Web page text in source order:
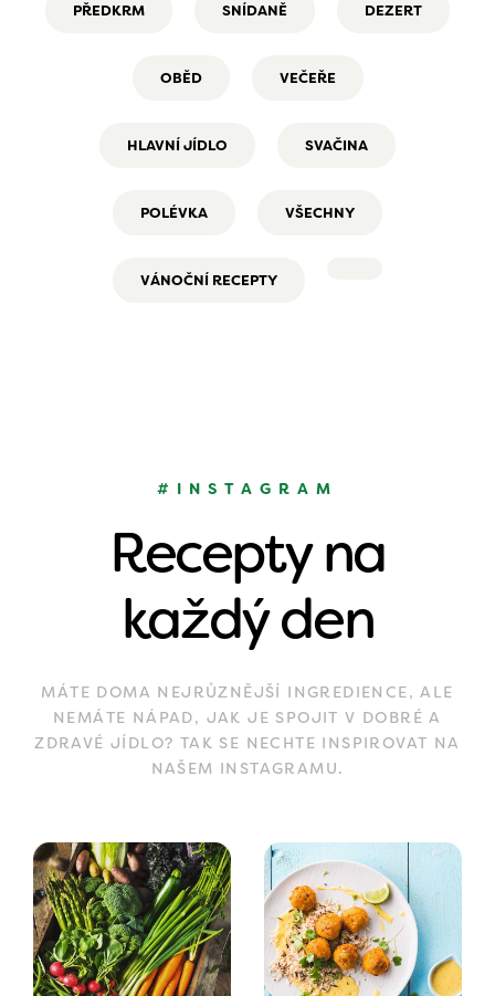
PŘEDKRM SNÍDANĚ DEZERT
OBĚD VEČEŘE
HLAVNÍ JÍDLO SVAČINA
POLÉVKA VŠECHNY
VÁNOČNÍ RECEPTY
#INSTAGRAM
Recepty na
každý den
MÁTE DOMA NEJRŮZNĚJŠÍ INGREDIENCE, ALE
NEMÁTE NÁPAD, JAK JE SPOJIT V DOBRÉ A
ZDRAVÉ JÍDLO? TAK SE NECHTE INSPIROVAT NA
NAŠEM INSTAGRAMU.